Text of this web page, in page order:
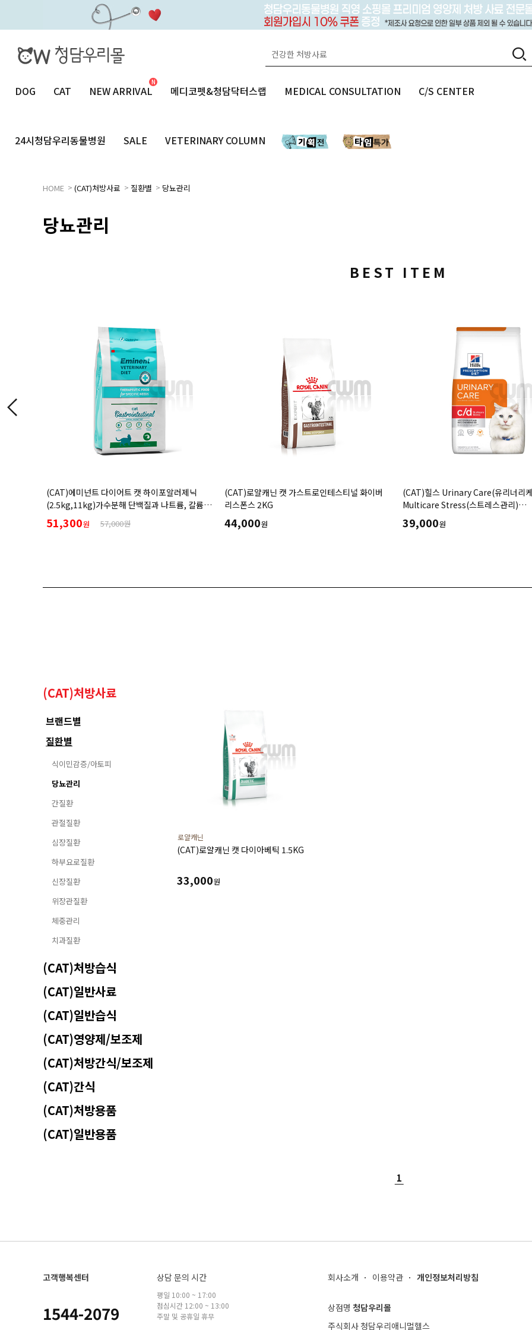
DOG CAT NEW ARRIVAL 메디코펫&청담닥터스랩 MEDICAL CONSULTATION C/S CENTER
24시청담우리동물병원 SALE VETERINARY COLUMN
HOME > (CAT)처방사료 > 질환별 > 당뇨관리
당뇨관리
BEST ITEM
(CAT)로얄캐닌 캣 가스트로인테스티널 화이버
리스폰스 2KG
44,000원
(CAT)힐스 Urinary Care(유리너리케어)c/d cd
Multicare Stress(스트레스관리)
(1.5kg,3.85kg,7.98kg) 요로기계/결석관리-
처방식,처방사료
39,000원
(CAT)닥터힐메딕스 하이포알러제닉
컨트롤 필라인 W/C 식이 민감증 체중관
(1.5kg,3.5kg)
26,000원
(CAT)처방사료
브랜드별
질환별
식이민감증/아토피
당뇨관리
간질환
관절질환
심장질환
하부요로질환
신장질환
위장관질환
체중관리
치과질환
(CAT)처방습식
(CAT)일반사료
(CAT)일반습식
(CAT)영양제/보조제
(CAT)처방간식/보조제
(CAT)간식
(CAT)처방용품
(CAT)일반용품
로얄캐닌
(CAT)로얄캐닌 캣 다이아베틱 1.5KG
33,000원
1
고객행복센터
1544-2079
상담 문의 시간
평일 10:00 ~ 17:00
점심시간 12:00 ~ 13:00
주말 및 공휴일 휴무
회사소개 이용약관 개인정보처리방침
상점명 청담우리몰
주식회사 청담우리애니멀헬스